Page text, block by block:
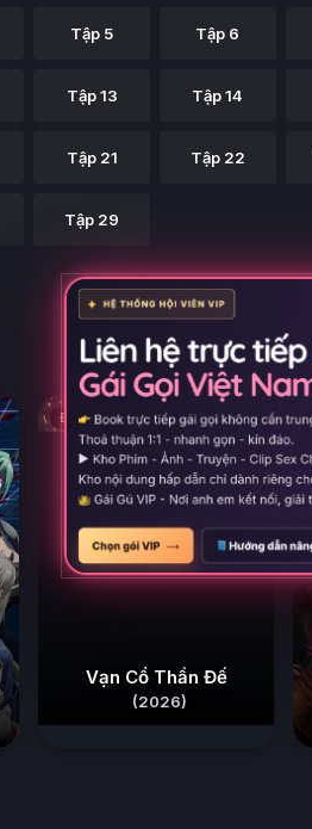
Tập 5 Tập 6
Tập 13 Tập 14
Tập 21 Tập 22
Tập 29
Đề xuất
Vạn Cổ Thần Đế
(2026)